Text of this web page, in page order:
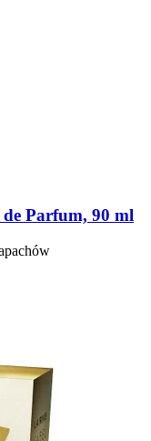
Parfum, 90 ml